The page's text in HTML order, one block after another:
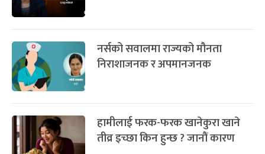
नर्सको सवालमा राज्यको मौनता
निराशाजनक र अपमानजनक
हामीलाई फरक-फरक खानेकुरा खाने
तीव्र इच्छा किन हुन्छ ? जानौं कारण